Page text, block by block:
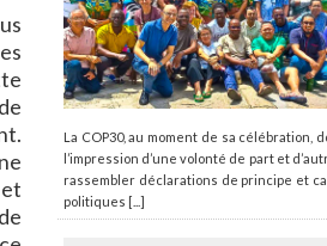
La COP30, au moment de sa célébration,
l’impression d’une volonté de part et
rassembler déclarations de principe et
politiques [...]